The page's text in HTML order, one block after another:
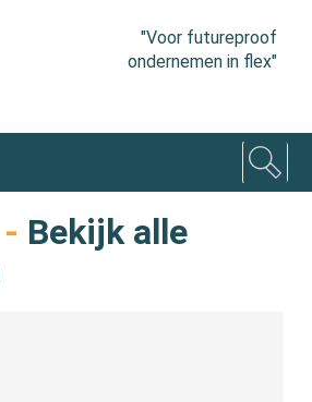
"Voor futureproof
ondernemen in flex"
- Bekijk alle